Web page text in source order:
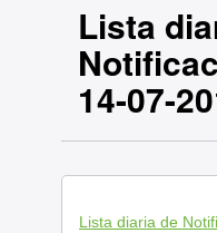
Lista
14-07-
Lista diaria de